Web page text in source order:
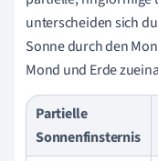
unterscheiden sich
Sonne durch den
Mond und Erde
Partielle
Sonnenfinsternis